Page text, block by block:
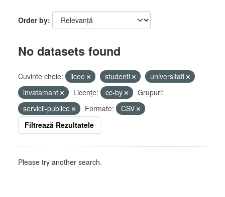
Order by
No datasets found
Cuvinte cheie: licee studenti
universitati
invatamant
Licenţe: cc-by
Grupuri:
servicii-publice
Formate:
CSV
Filtrează Rezultatele
Please try another search.